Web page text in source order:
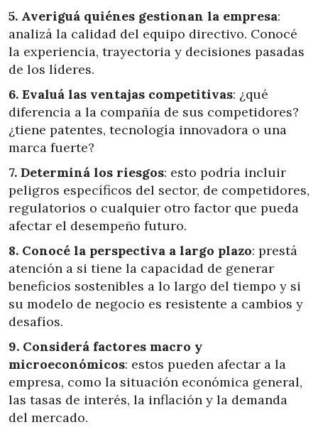
5. Averiguá quiénes gestionan la empresa:
analizá la calidad del equipo directivo. Conocé
la experiencia, trayectoria y decisiones pasadas
de los líderes.
6. Evaluá las ventajas competitivas: ¿qué
diferencia a la compañía de sus competidores?
¿tiene patentes, tecnología innovadora o una
marca fuerte?
7. Determiná los riesgos: esto podría incluir
peligros específicos del sector, de competidores,
regulatorios o cualquier otro factor que pueda
afectar el desempeño futuro.
8. Conocé la perspectiva a largo plazo: prestá
atención a si tiene la capacidad de generar
beneficios sostenibles a lo largo del tiempo y si
su modelo de negocio es resistente a cambios y
desafíos.
9. Considerá factores macro y
microeconómicos: estos pueden afectar a la
empresa, como la situación económica general,
las tasas de interés, la inflación y la demanda
del mercado.